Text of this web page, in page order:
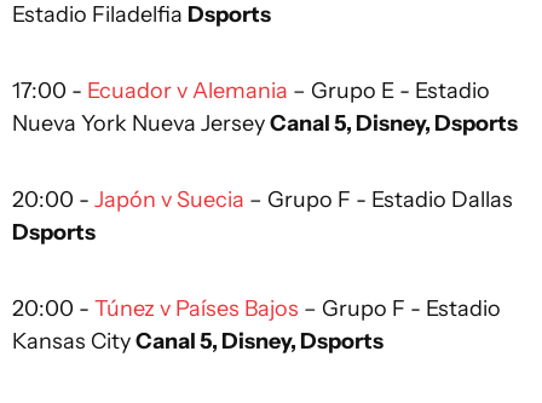
Estadio Filadelfia Dsports
17:00 - Ecuador v Alemania – Grupo E - Estadio
Nueva York Nueva JerseyCanal 5, Disney, Dsports
20:00 - Japón v Suecia – Grupo F - Estadio Dallas
Dsports
20:00 - Túnez v Países Bajos – Grupo F - Estadio
Kansas CityCanal 5, Disney, Dsports